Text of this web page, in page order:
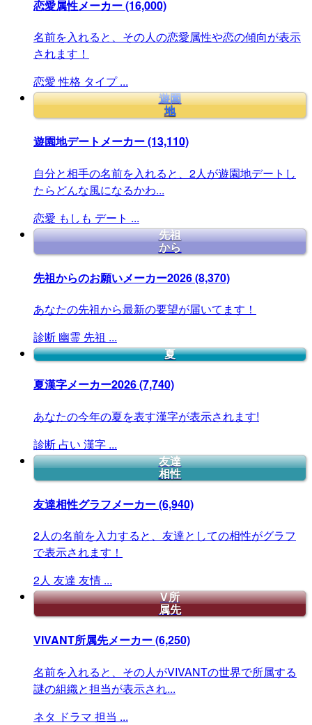
恋愛属性メーカー(16,000)
名前を入れると、その人の恋愛属性や恋の傾向が表示
されます！
恋愛 性格 タイプ ...
遊園
地
遊園地デートメーカー(13,110)
自分と相手の名前を入れると、2人が遊園地デートし
たらどんな風になるかわ...
恋愛 もしも デート ...
先祖
から
先祖からのお願いメーカー2026(8,370)
あなたの先祖から最新の要望が届いてます！
診断 幽霊 先祖 ...
夏
夏漢字メーカー2026(7,740)
あなたの今年の夏を表す漢字が表示されます!
診断 占い 漢字 ...
友達
相性
友達相性グラフメーカー(6,940)
2人の名前を入力すると、友達としての相性がグラフ
で表示されます！
2人 友達 友情 ...
V所
属先
VIVANT所属先メーカー(6,250)
名前を入れると、その人がVIVANTの世界で所属する
謎の組織と担当が表示され...
ネタ ドラマ 担当 ...